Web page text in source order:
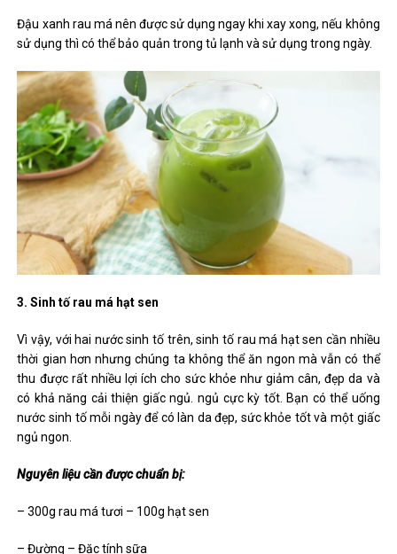
Đậu xanh rau má nên được sử dụng ngay khi xay xong, nếu không
sử dụng thì có thể bảo quản trong tủ lạnh và sử dụng trong ngày.
3. Sinh tố rau má hạt sen
Vì vậy, với hai nước sinh tố trên, sinh tố rau má hạt sen cần nhiều
thời gian hơn nhưng chúng ta không thể ăn ngon mà vẫn có thể
thu được rất nhiều lợi ích cho sức khỏe như giảm cân, đẹp da và
có khả năng cải thiện giấc ngủ. ngủ cực kỳ tốt. Bạn có thể uống
nước sinh tố mỗi ngày để có làn da đẹp, sức khỏe tốt và một giấc
ngủ ngon.
Nguyên liệu cần được chuẩn bị:
– 300g rau má tươi – 100g hạt sen
– Đường – Đặc tính sữa